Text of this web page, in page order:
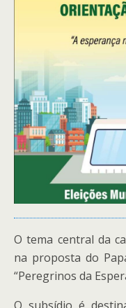
O tema central da
na proposta do
“Peregrinos da